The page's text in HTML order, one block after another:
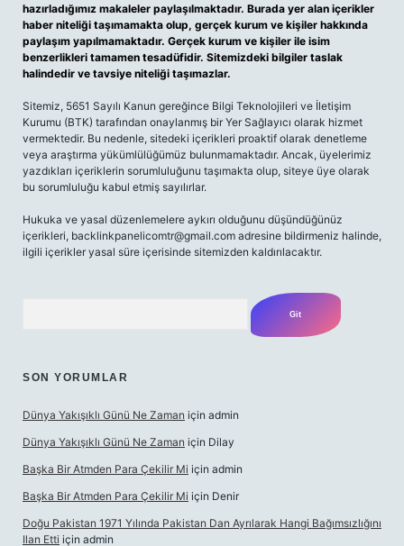
hazırladığımız makaleler paylaşılmaktadır. Burada yer alan içerikler
haber niteliği taşımamakta olup, gerçek kurum ve kişiler hakkında
paylaşım yapılmamaktadır. Gerçek kurum ve kişiler ile isim
benzerlikleri tamamen tesadüfidir. Sitemizdeki bilgiler taslak
halindedir ve tavsiye niteliği taşımazlar.
Sitemiz, 5651 Sayılı Kanun gereğince Bilgi Teknolojileri ve İletişim
Kurumu (BTK) tarafından onaylanmış bir Yer Sağlayıcı olarak hizmet
vermektedir. Bu nedenle, sitedeki içerikleri proaktif olarak denetleme
veya araştırma yükümlülüğümüz bulunmamaktadır. Ancak, üyelerimiz
yazdıkları içeriklerin sorumluluğunu taşımakta olup, siteye üye olarak
bu sorumluluğu kabul etmiş sayılırlar.
Hukuka ve yasal düzenlemelere aykırı olduğunu düşündüğünüz
içerikleri, backlinkpanelicomtr@gmail.com adresine bildirmeniz halinde,
ilgili içerikler yasal süre içerisinde sitemizden kaldırılacaktır.
SON YORUMLAR
Dünya Yakışıklı Günü Ne Zaman için admin
Dünya Yakışıklı Günü Ne Zaman için Dilay
Başka Bir Atmden Para Çekilir Mi için admin
Başka Bir Atmden Para Çekilir Mi için Denir
Doğu Pakistan 1971 Yılında Pakistan Dan Ayrılarak Hangi Bağımsızlığını
Ilan Etti için admin